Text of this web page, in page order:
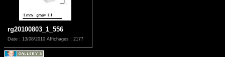
rg20100803_1_556
Date : 13/08/2010 Affichages : 2177